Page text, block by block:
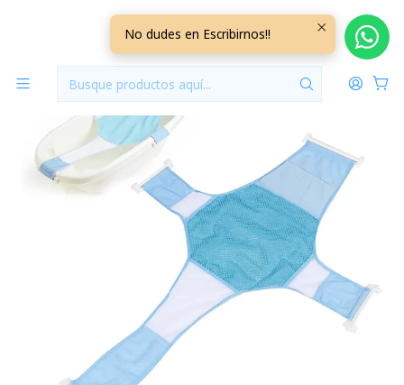
Hora del Baño Malla de Bañera Ajustable Celeste
No dudes en Escribirnos!!